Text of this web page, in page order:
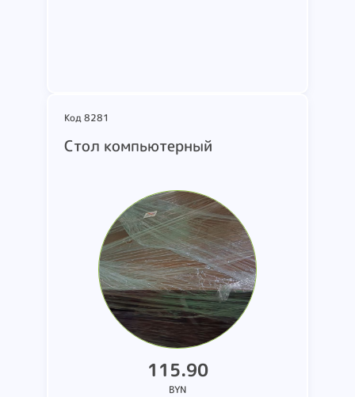
Код 8281
Стол компьютерный
115.90
BYN